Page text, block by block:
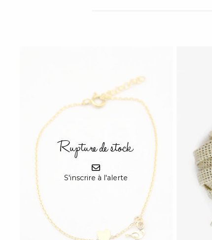
Rupture de stock
S'inscrire à l'alerte